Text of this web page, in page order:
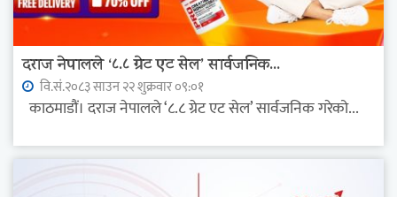
दराज नेपालले ‘८.८ ग्रेट एट सेल’ सार्वजनिक...
वि.सं.२०८३ साउन २२ शुक्रवार ०९:०१
काठमाडौं। दराज नेपालले ‘८.८ ग्रेट एट सेल’ सार्वजनिक गरेको...